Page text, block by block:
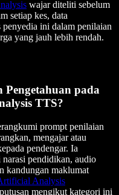
wajar diteliti sebelum
setiap kes, data
ini dalam penilaian
yang jauh lebih rendah.
pada
TTS?
prompt penilaian
mengajar atau
pendengar. Ia
narasi pendidikan, audio
kandungan maklumat
Analysis
mengikut kategori ini